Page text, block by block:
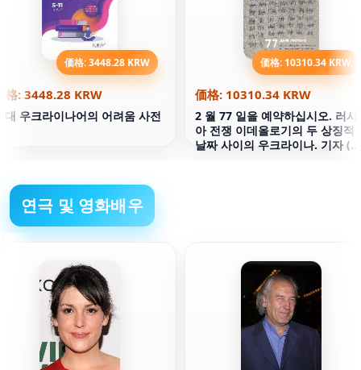
価格: 3448.28 KRW
格: 3448.28 KRW
대 우크라이나어의 어려움 사전
価格: 10310.34 KRW
価格: 10310.34 KRW
2 월 77 일을 예약하십시오. 러시
아 전쟁 이데올로기의 두 상징적
날짜 사이의 우크라이나. 기자 (소
연극 및 영화배우